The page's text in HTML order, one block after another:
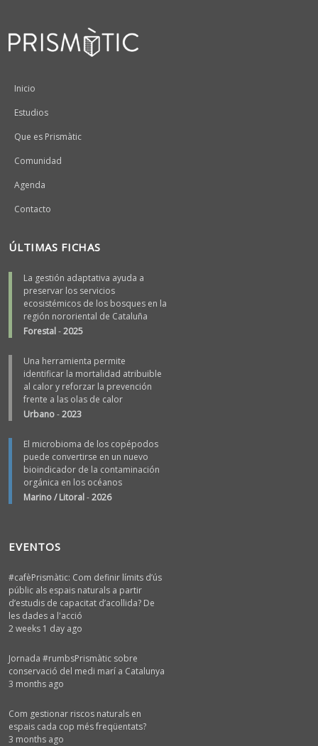
Peu
Inicio
Estudios
Que es Prismàtic
Comunidad
Agenda
Contacto
ÚLTIMAS FICHAS
La gestión adaptativa ayuda a
preservar los servicios
ecosistémicos de los bosques en la
región nororiental de Cataluña
Forestal-2025
Una herramienta permite
identificar la mortalidad atribuible
al calor y reforzar la prevención
frente a las olas de calor
Urbano-2023
El microbioma de los copépodos
puede convertirse en un nuevo
bioindicador de la contaminación
orgánica en los océanos
Marino / Litoral-2026
EVENTOS
#cafèPrismàtic: Com definir límits d’ús
públic als espais naturals a partir
d’estudis de capacitat d’acollida? De
les dades a l'acció
2 weeks 1 day ago
Jornada #rumbsPrismàtic sobre
conservació del medi marí a Catalunya
3 months ago
Com gestionar riscos naturals en
espais cada cop més freqüentats?
3 months ago